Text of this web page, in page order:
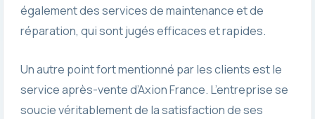
également des services de maintenance et de
réparation, qui sont jugés efficaces et rapides.
Un autre point fort mentionné par les clients est le
service après-vente d’Axion France. L’entreprise se
soucie véritablement de la satisfaction de ses